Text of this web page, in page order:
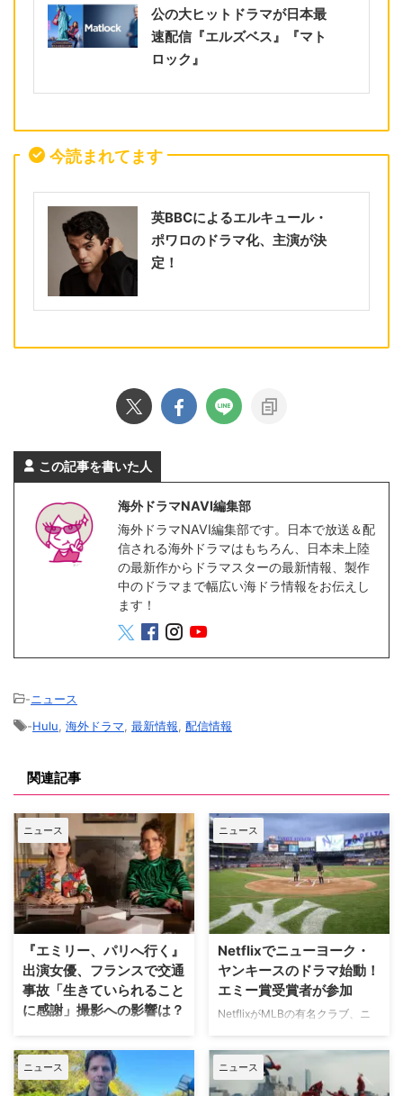
公の大ヒットドラマが日本最
速配信『エルズベス』『マト
ロック』
今読まれてます
英BBCによるエルキュール・
ポワロのドラマ化、主演が決
定！
この記事を書いた人
海外ドラマNAVI編集部
海外ドラマNAVI編集部です。日本で放送＆配
信される海外ドラマはもちろん、日本未上陸
の最新作からドラマスターの最新情報、製作
中のドラマまで幅広い海ドラ情報をお伝えし
ます！
-ニュース
-Hulu 海外ドラマ 最新情報 配信情報
関連記事
ニュース
『エミリー、パリへ行く』
出演女優、フランスで交通
事故「生きていられること
に感謝」撮影への影響は？
人気Netflixドラマ『エミリー、パ
リへ行く』第6シーズンに出演す
るイギリス人女優のミニー・ドラ
イヴァーが、フランスでの撮影休
ニュース
Netflixでニューヨーク・
ヤンキースのドラマ始動！
エミー賞受賞者が参加
NetflixがMLBの有名クラブ、ニ
した新作ドラマシリーズの開発を
進めている。米Varietyが報じ
た。 『オザークへようこそ』ジ
ニュース ニュース